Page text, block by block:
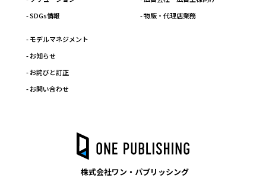
- SDGs情報
- 物販・代理店業務
- モデルマネジメント
- お知らせ
- お詫びと訂正
- お問い合わせ
株式会社ワン・パブリッシング